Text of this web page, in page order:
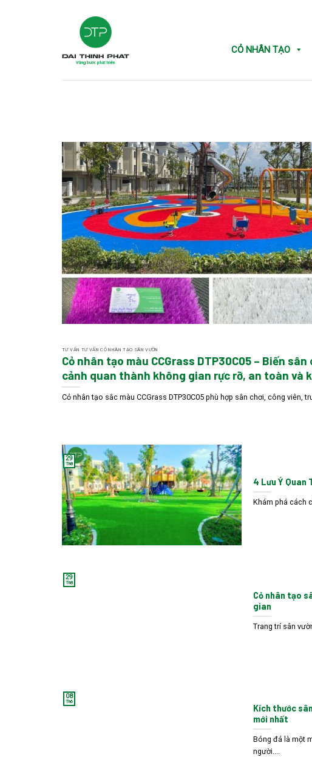
CỎ NHÂN TẠO
TƯ VẤN TƯ VẤN CỎ NHÂN TẠO SÂN VƯỜN
Cỏ nhân tạo màu CCGrass DTP30C05 – Biến
cảnh quan thành không gian rực rỡ, an toàn và
Cỏ nhân tạo sắc màu CCGrass DTP30C05 phù hợp sân chơi, công viên,
4 Lưu Ý Quan
Khám phá cách
29
Th8
Cỏ nhân tạo
gian
Trang trí sân
29
Th8
Kích thước
mới nhất
Bóng đá là một
người....
08
Th6